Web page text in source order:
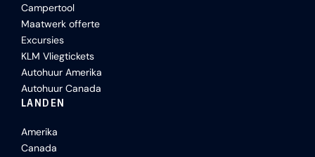
Campertool
Maatwerk offerte
Excursies
KLM Vliegtickets
Autohuur Amerika
Autohuur Canada
LANDEN
Amerika
Canada